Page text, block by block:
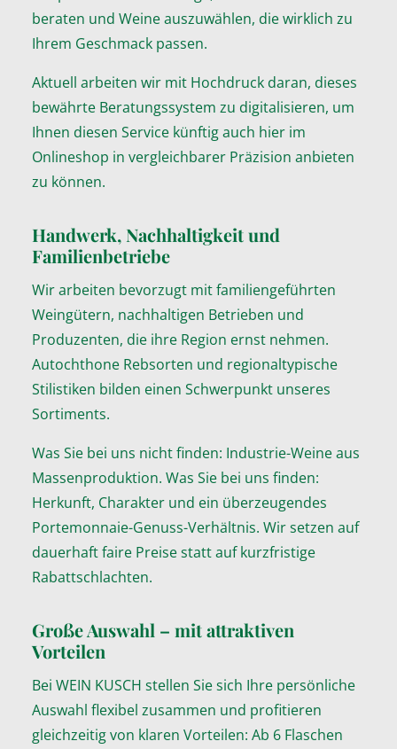
beraten und Weine auszuwählen, die wirklich zu
Ihrem Geschmack passen.
Aktuell arbeiten wir mit Hochdruck daran, dieses
bewährte Beratungssystem zu digitalisieren, um
Ihnen diesen Service künftig auch hier im
Onlineshop in vergleichbarer Präzision anbieten
zu können.
Handwerk, Nachhaltigkeit und
Familienbetriebe
Wir arbeiten bevorzugt mit familiengeführten
Weingütern, nachhaltigen Betrieben und
Produzenten, die ihre Region ernst nehmen.
Autochthone Rebsorten und regionaltypische
Stilistiken bilden einen Schwerpunkt unseres
Sortiments.
Was Sie bei uns nicht finden: Industrie-Weine aus
Massenproduktion. Was Sie bei uns finden:
Herkunft, Charakter und ein überzeugendes
Portemonnaie-Genuss-Verhältnis. Wir setzen auf
dauerhaft faire Preise statt auf kurzfristige
Rabattschlachten.
Große Auswahl – mit attraktiven
Vorteilen
Bei WEIN KUSCH stellen Sie sich Ihre persönliche
Auswahl flexibel zusammen und profitieren
gleichzeitig von klaren Vorteilen: Ab 6 Flaschen